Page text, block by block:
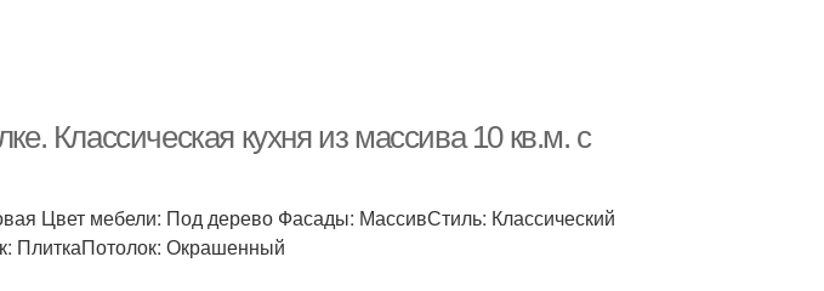
Классическая кухня из массива 10 кв.м. с
Цвет мебели: Под дерево Фасады: МассивСтиль: Классический
ПлиткаПотолок: Окрашенный